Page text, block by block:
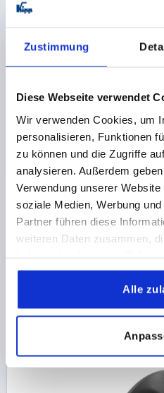
Zustimmung
Diese Webseite verwendet
Wir verwenden Cookies, um
personalisieren, Funktionen
zu können und die Zugriffe
analysieren. Außerdem
Verwendung unserer
soziale Medien, Werbung
Partner führen diese
weiteren Daten zusammen,
gesammelt haben.
Alle
K0783
FLÜGELGRIFF D=M06X15
THERMOPLAST, SCHWARZ,
GEWINDE=M6
GRIFFLÄNGE=51
BREITE=15
H1=9,5
K0783